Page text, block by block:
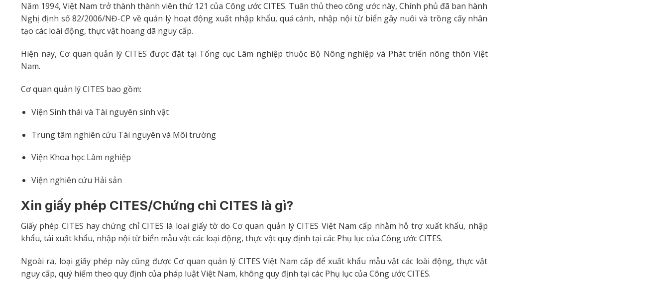
Năm 1994, Việt Nam trở thành thành viên thứ 121 của Công ước CITES. Tuân thủ theo công ước này, Chính phủ đã ban hành
Nghị định số 82/2006/NĐ-CP về quản lý hoạt động xuất nhập khẩu, quá cảnh, nhập nội từ biển gây nuôi và trồng cấy nhân
tạo các loài động, thực vật hoang dã nguy cấp.
Hiện nay, Cơ quan quản lý CITES được đặt tại Tổng cục Lâm nghiệp thuộc Bộ Nông nghiệp và Phát triển nông thôn Việt
Nam.
Cơ quan quản lý CITES bao gồm:
Viện Sinh thái và Tài nguyên sinh vật
Trung tâm nghiên cứu Tài nguyên và Môi trường
Viện Khoa học Lâm nghiệp
Viện nghiên cứu Hải sản
Xin giấy phép CITES/Chứng chỉ CITES là gì?
Giấy phép CITES hay chứng chỉ CITES là loại giấy tờ do Cơ quan quản lý CITES Việt Nam cấp nhằm hỗ trợ xuất khẩu, nhập
khẩu, tái xuất khẩu, nhập nội từ biển mẫu vật các loại động, thực vật quy định tại các Phụ lục của Công ước CITES.
Ngoài ra, loại giấy phép này cũng được Cơ quan quản lý CITES Việt Nam cấp để xuất khẩu mẫu vật các loài động, thực vật
nguy cấp, quý hiếm theo quy định của pháp luật Việt Nam, không quy định tại các Phụ lục của Công ước CITES.